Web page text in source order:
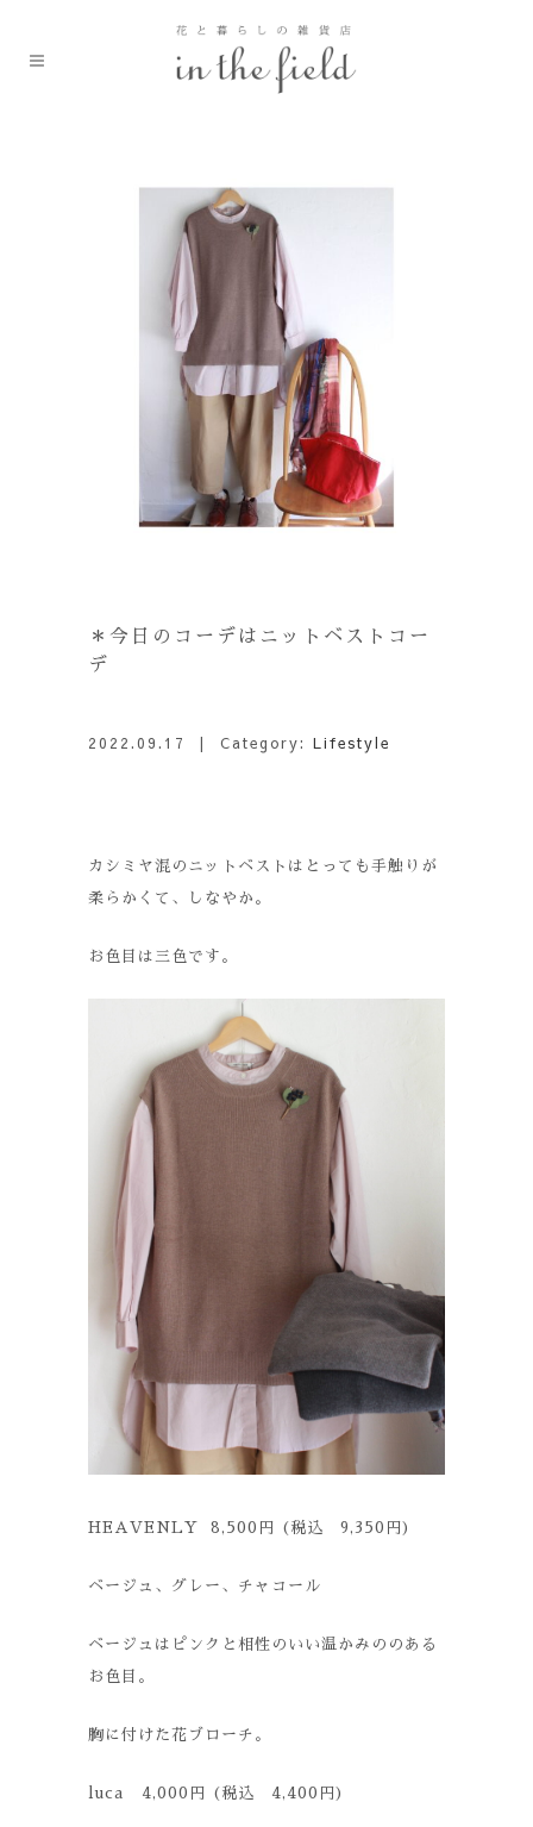
＊今日のコーデはニットベストコー
デ
2022.09.17 | Category: Lifestyle
カシミヤ混のニットベストはとっても手触りが
柔らかくて、しなやか。
お色目は三色です。
HEAVENLY 8,500円 (税込 9,350円)
ベージュ、グレー、チャコール
ベージュはピンクと相性のいい温かみののある
お色目。
胸に付けた花ブローチ。
luca 4,000円 (税込 4,400円)